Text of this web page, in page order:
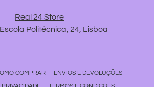
Real 24 Store
Politécnica, 24, Lisboa
COMPRAR
ENVIOS E DEVOLUÇÕES